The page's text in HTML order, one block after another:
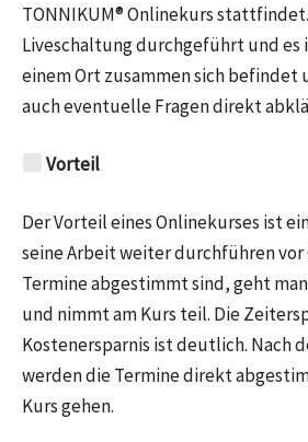
TONNIKUM® Onlinekurs
Liveschaltung durchgeführt und es
einem Ort zusammen sich befindet
auch eventuelle Fragen direkt
Vorteil
Der Vorteil eines Onlinekurses ist
seine Arbeit weiter durchführen
Termine abgestimmt sind, geht
und nimmt am Kurs teil. Die
Kostenersparnis ist deutlich. Nach
werden die Termine direkt
Kurs gehen.